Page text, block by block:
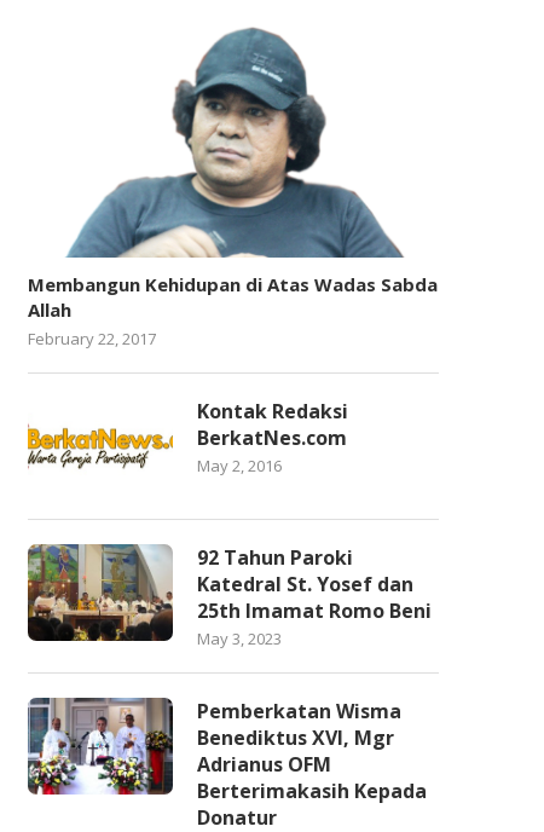
Membangun Kehidupan di Atas Wadas Sabda
Allah
February 22, 2017
Kontak Redaksi
BerkatNes.com
May 2, 2016
92 Tahun Paroki
Katedral St. Yosef dan
25th Imamat Romo Beni
May 3, 2023
Pemberkatan Wisma
Benediktus XVI, Mgr
Adrianus OFM
Berterimakasih Kepada
Donatur